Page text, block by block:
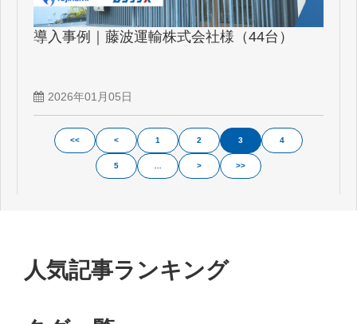
導入事例｜藤波運輸株式会社様（44台）
2026年01月05日
<< < 1 2 3 4
5 > >>
人気記事ランキング